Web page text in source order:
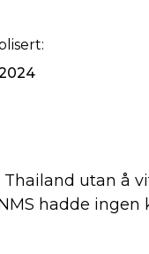
Thailand utan å
hadde ingen